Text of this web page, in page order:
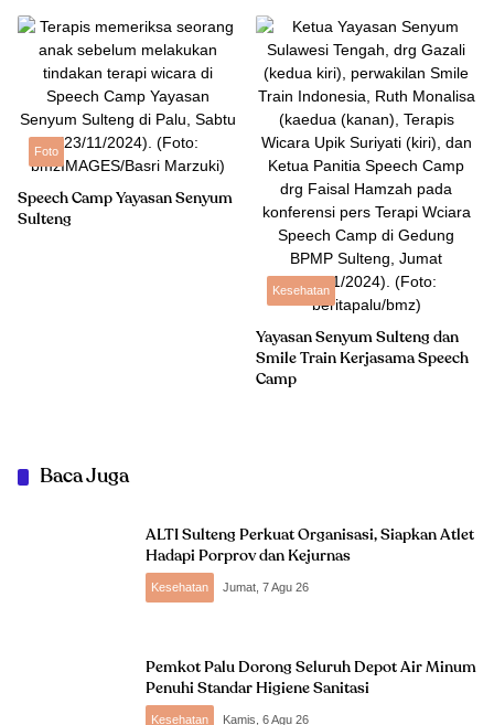
Foto
Speech Camp Yayasan Senyum
Sulteng
Kesehatan
Yayasan Senyum Sulteng dan
Smile Train Kerjasama Speech
Camp
Baca Juga
ALTI Sulteng Perkuat Organisasi, Siapkan Atlet
Hadapi Porprov dan Kejurnas
Kesehatan Jumat, 7 Agu 26
Pemkot Palu Dorong Seluruh Depot Air Minum
Penuhi Standar Higiene Sanitasi
Kesehatan Kamis, 6 Agu 26